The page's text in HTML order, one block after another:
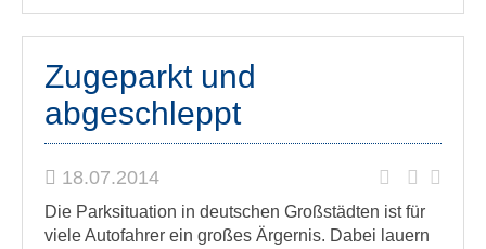
Zugeparkt und
abgeschleppt
18.07.2014
Die Parksituation in deutschen Großstädten ist für
viele Autofahrer ein großes Ärgernis. Dabei lauern